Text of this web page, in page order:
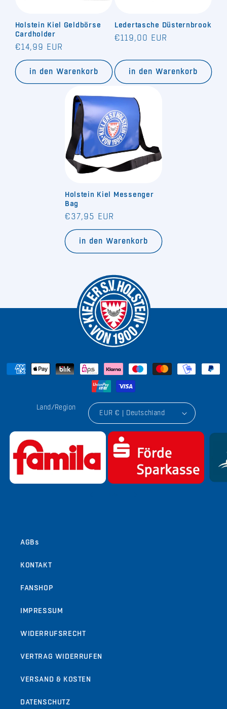
Holstein Kiel Geldbörse
Cardholder
Normaler
Preis
€14,99 EUR
in den Warenkorb
Ledertasche Düsternbrook
Normaler
€119,00 EUR
in den Warenkorb
Holstein Kiel Messenger
Bag
Normaler
Preis
€37,95 EUR
in den Warenkorb
Land/Region
EUR € | Deutschland
AGBs
KONTAKT
FANSHOP
IMPRESSUM
WIDERRUFSRECHT
VERTRAG WIDERRUFEN
VERSAND & KOSTEN
DATENSCHUTZ